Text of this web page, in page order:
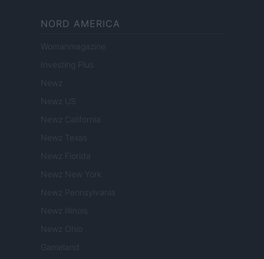
NORD AMERICA
Womanmagazine
Investing Plus
Newz
Newz US
Newz California
Newz Texas
Newz Florida
Newz New York
Newz Pennsylvania
Newz Illinois
Newz Ohio
Gameland